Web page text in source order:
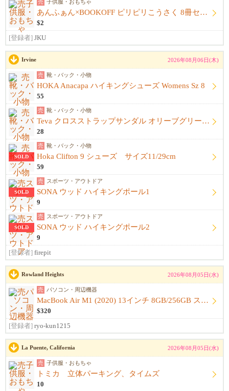
売 子供服・おもちゃ
あんふぁん×BOOKOFF ピリピリこうさく 8冊セット
$2
[登録者] JKU
Irvine 2026年08月06日(木)
売 靴・バック・小物
HOKA Anacapa ハイキングシューズ Womens Sz 8
55
売 靴・バック・小物
Teva クロスストラップサンダル オリーブグリーン Mens Sz 11
28
SOLD
売 靴・バック・小物
Hoka Clifton 9 シューズ サイズ11/29cm
59
SOLD
売 スポーツ・アウトドア
SONA ウッド ハイキングポール1
9
SOLD
売 スポーツ・アウトドア
SONA ウッド ハイキングポール2
9
[登録者] firepit
Rowland Heights 2026年08月05日(水)
売 パソコン・周辺機器
MacBook Air M1 (2020) 13インチ 8GB/256GB スペースグレイ 【美品・本体+スリーブ】【箱...
$320
[登録者] ryo-kun1215
La Puente, California 2026年08月05日(水)
売 子供服・おもちゃ
トミカ 立体パーキング、タイムズ
10